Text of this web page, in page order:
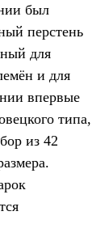
был
перстень
для
и для
впервые
типа,
из 42